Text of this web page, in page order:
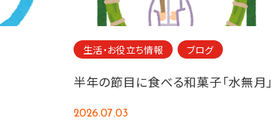
生活・お役立ち情報 ブログ
半年の節目に食べる和菓子「水無月」
2026.07.03